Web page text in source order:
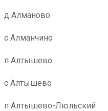
д Алманово
с Алманчино
п Алтышево
с Алтышево
п Алтышево-Люльский